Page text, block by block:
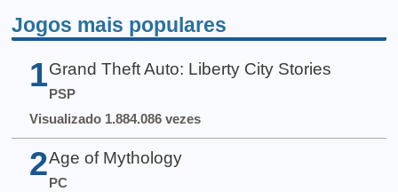
Jogos mais populares
1 Grand Theft Auto: Liberty City Stories
PSP
Visualizado 1.884.086 vezes
2 Age of Mythology
PC